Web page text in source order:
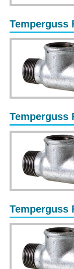
Temperguss
Temperguss
Temperguss